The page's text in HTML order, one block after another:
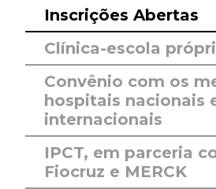
Inscrições Abertas
Clínica-escola
Convênio com os
hospitais nacionais
internacionais
IPCT, em parceria
Fiocruz e MERCK